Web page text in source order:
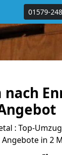
01579-
: Top-
in 2